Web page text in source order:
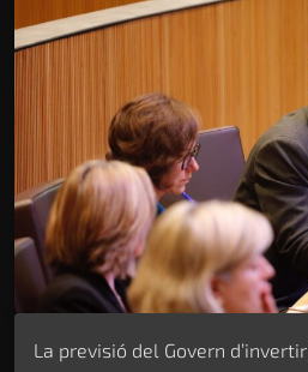
La previsió del Govern